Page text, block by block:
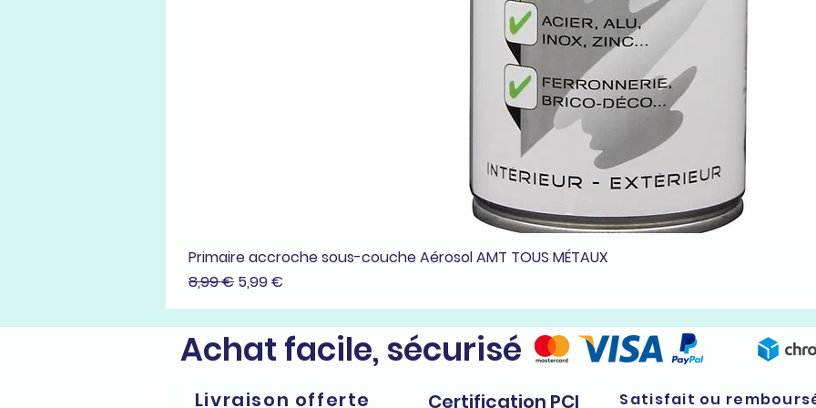
Aperçu rapide
Primaire accroche sous-couche Aérosol AMT TOUS MÉTAUX
Prix original
8,99 € Prix promotionnel
5,99 €
Achat facile, sécurisé
Livraison offerte Certification PCI Satisfait ou